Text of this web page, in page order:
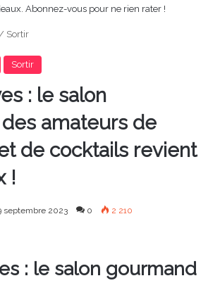
Abonnez-vous pour ne rien rater !
Sortir
Sortir
: le salon
amateurs de
de cocktails revient
!
septembre 2023 0 2 210
: le salon gourmand